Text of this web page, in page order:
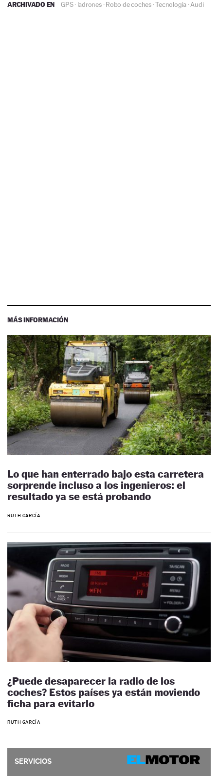
ARCHIVADO EN GPS· ladrones·Robo de coches·Tecnología·Audi
MÁS INFORMACIÓN
Lo que han enterrado bajo esta carretera
sorprende incluso a los ingenieros: el
resultado ya se está probando
RUTH GARCÍA
¿Puede desaparecer la radio de los
coches? Estos países ya están moviendo
ficha para evitarlo
RUTH GARCÍA